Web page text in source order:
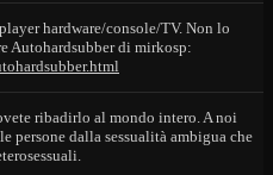
hardware/console/TV. Non lo
Autohardsubber di mirkosp:
ribadirlo al mondo intero. A noi
persone dalla sessualità ambigua che